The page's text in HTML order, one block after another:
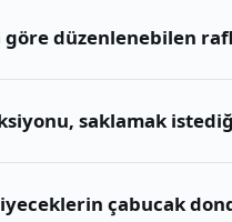
düzenlenebilen
saklamak
çabucak